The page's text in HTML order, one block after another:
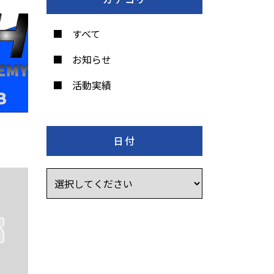
すべて
お知らせ
活動実績
日付